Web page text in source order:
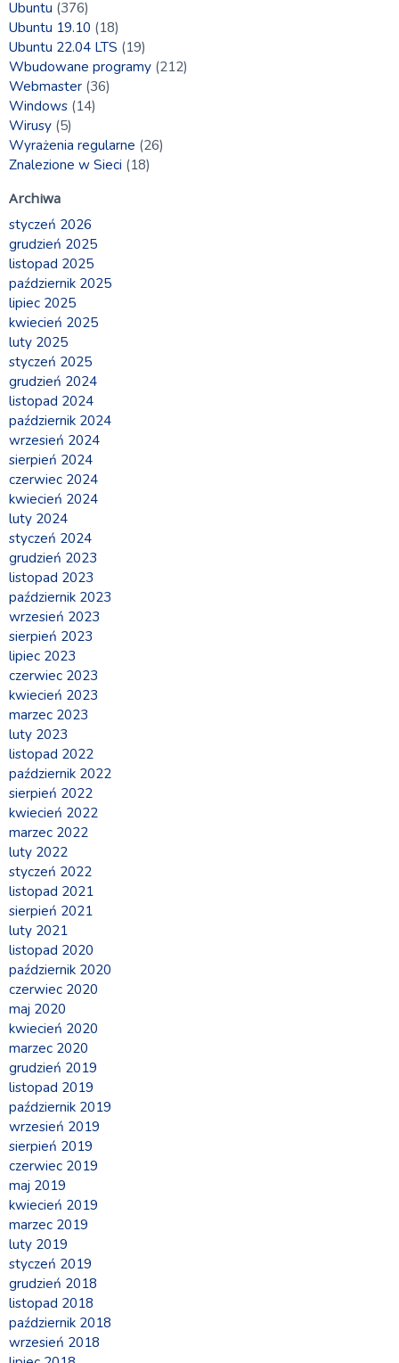
Ubuntu (376)
Ubuntu 19.10 (18)
Ubuntu 22.04 LTS (19)
Wbudowane programy (212)
Webmaster (36)
Windows (14)
Wirusy (5)
Wyrażenia regularne (26)
Znalezione w Sieci (18)
Archiwa
styczeń 2026
grudzień 2025
listopad 2025
październik 2025
lipiec 2025
kwiecień 2025
luty 2025
styczeń 2025
grudzień 2024
listopad 2024
październik 2024
wrzesień 2024
sierpień 2024
czerwiec 2024
kwiecień 2024
luty 2024
styczeń 2024
grudzień 2023
listopad 2023
październik 2023
wrzesień 2023
sierpień 2023
lipiec 2023
czerwiec 2023
kwiecień 2023
marzec 2023
luty 2023
listopad 2022
październik 2022
sierpień 2022
kwiecień 2022
marzec 2022
luty 2022
styczeń 2022
listopad 2021
sierpień 2021
luty 2021
listopad 2020
październik 2020
czerwiec 2020
maj 2020
kwiecień 2020
marzec 2020
grudzień 2019
listopad 2019
październik 2019
wrzesień 2019
sierpień 2019
czerwiec 2019
maj 2019
kwiecień 2019
marzec 2019
luty 2019
styczeń 2019
grudzień 2018
listopad 2018
październik 2018
wrzesień 2018